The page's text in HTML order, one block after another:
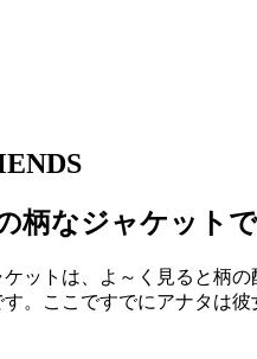
柄なジャケット
ケットは、よ～く見ると柄
。ここですでにアナタは